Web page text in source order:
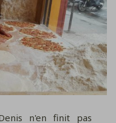
n'en finit pas